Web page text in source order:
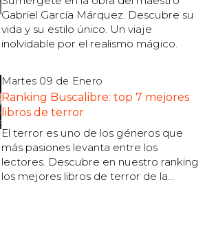
Gabriel García Márquez. Descubre su
vida y su estilo único. Un viaje
inolvidable por el realismo mágico.
Martes 09 de Enero
Ranking Buscalibre: top 7 mejores
libros de terror
El terror es uno de los géneros que
más pasiones levanta entre los
lectores. Descubre en nuestro ranking
los mejores libros de terror de la